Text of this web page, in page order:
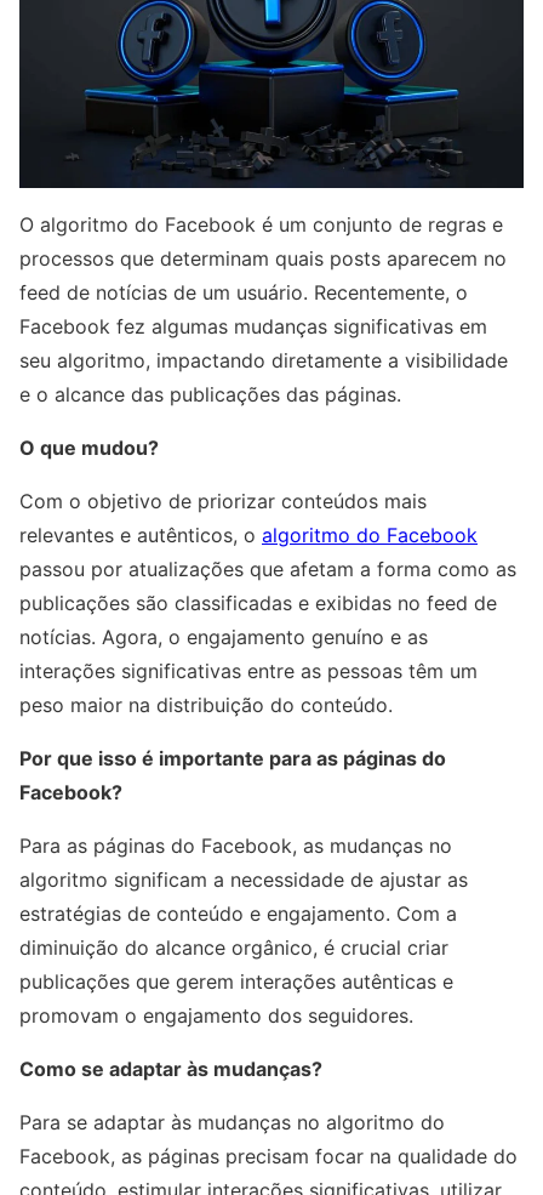
O algoritmo do Facebook é um conjunto de regras e
processos que determinam quais posts aparecem no
feed de notícias de um usuário. Recentemente, o
Facebook fez algumas mudanças significativas em
seu algoritmo, impactando diretamente a visibilidade
e o alcance das publicações das páginas.
O que mudou?
Com o objetivo de priorizar conteúdos mais
relevantes e autênticos, o algoritmo do Facebook
passou por atualizações que afetam a forma como as
publicações são classificadas e exibidas no feed de
notícias. Agora, o engajamento genuíno e as
interações significativas entre as pessoas têm um
peso maior na distribuição do conteúdo.
Por que isso é importante para as páginas do
Facebook?
Para as páginas do Facebook, as mudanças no
algoritmo significam a necessidade de ajustar as
estratégias de conteúdo e engajamento. Com a
diminuição do alcance orgânico, é crucial criar
publicações que gerem interações autênticas e
promovam o engajamento dos seguidores.
Como se adaptar às mudanças?
Para se adaptar às mudanças no algoritmo do
Facebook, as páginas precisam focar na qualidade do